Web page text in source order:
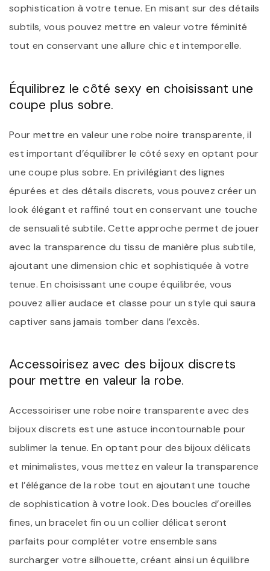
sophistication à votre tenue. En misant sur des détails
subtils, vous pouvez mettre en valeur votre féminité
tout en conservant une allure chic et intemporelle.
Équilibrez le côté sexy en choisissant une
coupe plus sobre.
Pour mettre en valeur une robe noire transparente, il
est important d’équilibrer le côté sexy en optant pour
une coupe plus sobre. En privilégiant des lignes
épurées et des détails discrets, vous pouvez créer un
look élégant et raffiné tout en conservant une touche
de sensualité subtile. Cette approche permet de jouer
avec la transparence du tissu de manière plus subtile,
ajoutant une dimension chic et sophistiquée à votre
tenue. En choisissant une coupe équilibrée, vous
pouvez allier audace et classe pour un style qui saura
captiver sans jamais tomber dans l’excès.
Accessoirisez avec des bijoux discrets
pour mettre en valeur la robe.
Accessoiriser une robe noire transparente avec des
bijoux discrets est une astuce incontournable pour
sublimer la tenue. En optant pour des bijoux délicats
et minimalistes, vous mettez en valeur la transparence
et l’élégance de la robe tout en ajoutant une touche
de sophistication à votre look. Des boucles d’oreilles
fines, un bracelet fin ou un collier délicat seront
parfaits pour compléter votre ensemble sans
surcharger votre silhouette, créant ainsi un équilibre